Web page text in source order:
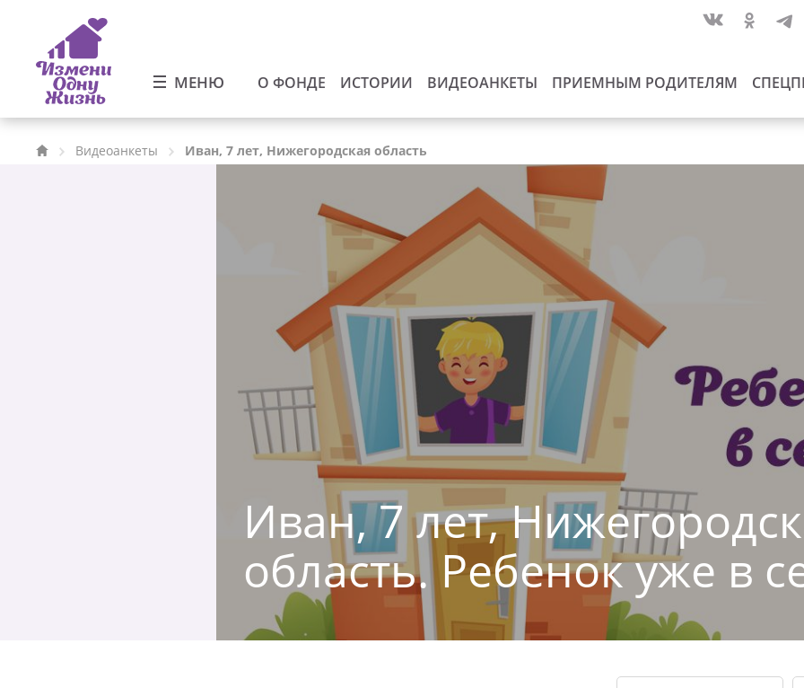
МЕНЮ О ФОНДЕ ИСТОРИИ ВИДЕОАНКЕТЫ ПРИЕМНЫМ РОДИТЕЛЯМ
Видеоанкеты Иван, 7 лет, Нижегородская область
Иван, 7 лет,
область. Ребенок уже в